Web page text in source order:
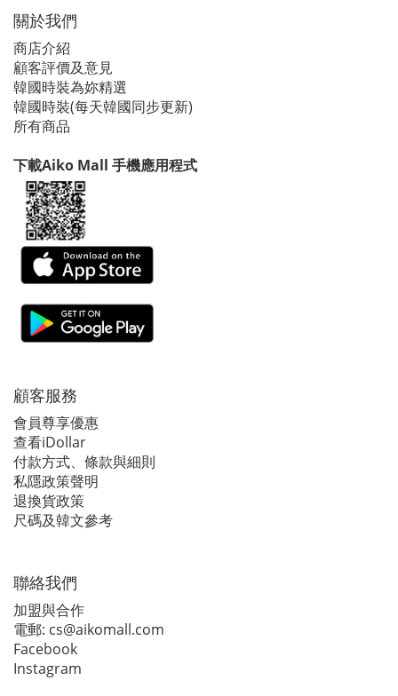
關於我們
商店介紹
顧客評價及意見
韓國時裝為妳精選
韓國時裝(每天韓國同步更新)
所有商品
下載Aiko Mall 手機應用程式
顧客服務
會員尊享優惠
查看iDollar
付款方式、條款與細則
私隱政策聲明
退換貨政策
尺碼及韓文參考
聯絡我們
加盟與合作
電郵: cs@aikomall.com
Facebook
Instagram